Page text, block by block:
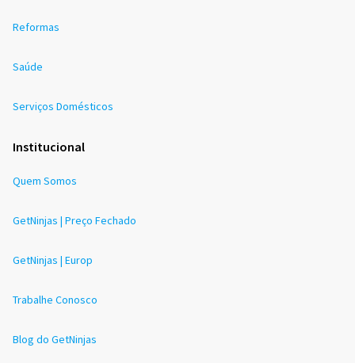
Reformas
Saúde
Serviços Domésticos
Institucional
Quem Somos
GetNinjas | Preço Fechado
GetNinjas | Europ
Trabalhe Conosco
Blog do GetNinjas